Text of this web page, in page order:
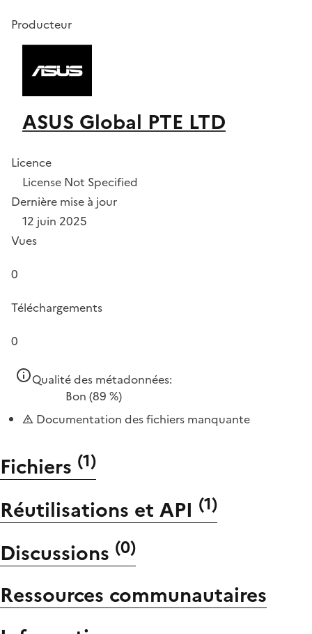
Producteur
ASUS Global PTE LTD
Licence
License Not Specified
Dernière mise à jour
12 juin 2025
Vues
0
Téléchargements
0
Qualité des métadonnées:
Bon (89 %)
Documentation des fichiers manquante
Fichiers (1)
Réutilisations et API (1)
Discussions (0)
Ressources communautaires